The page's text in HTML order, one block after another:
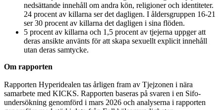
nedsättande innehåll om andra kön, religioner och identiteter.
24 procent av killarna ser det dagligen. I åldersgruppen 16-21
ser 30 procent av killarna det dagligen i sina flöden.
5 procent av killarna och 1,5 procent av tjejerna uppger att
deras ansikte använts för att skapa sexuellt explicit innehåll
utan deras samtycke.
Om rapporten
Rapporten Hyperidealen tas årligen fram av Tjejzonen i nära
samarbete med KICKS. Rapporten baseras på svaren i en Sifo-
undersökning genomförd i mars 2026 och analyserna i rapporten